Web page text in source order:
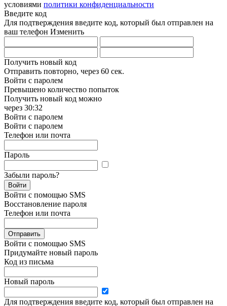
условиями политики конфиденциальности
Введите код
Для подтверждения введите код, который был отправлен на
ваш телефон Изменить
Получить новый код
Отправить повторно, через 60 сек.
Войти с паролем
Превышено количество попыток
Получить новый код можно
через 30:32
Войти с паролем
Войти с паролем
Телефон или почта
Пароль
Забыли пароль?
Войти
Войти с помощью SMS
Восстановление пароля
Телефон или почта
Отправить
Войти с помощью SMS
Придумайте новый пароль
Код из письма
Новый пароль
Для подтверждения введите код, который был отправлен на